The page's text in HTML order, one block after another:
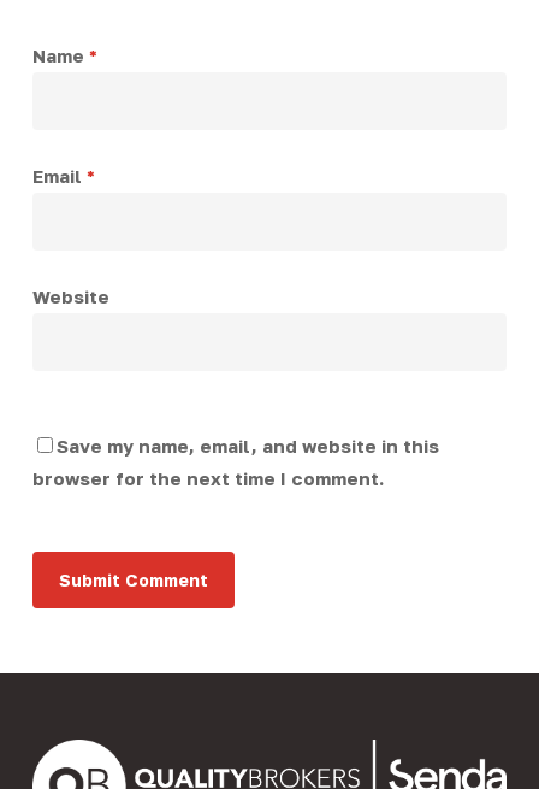
Name *
Email *
Website
Save my name, email, and website in this
browser for the next time I comment.